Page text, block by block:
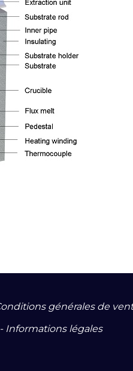
générales de
Informations légales